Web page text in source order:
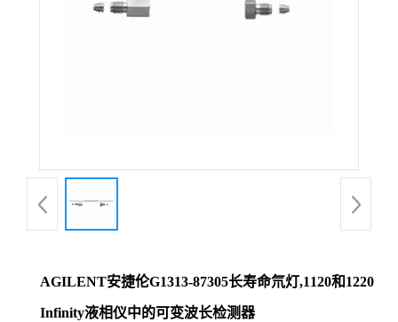
AGILENT安捷伦G1313-87305长寿命氘灯,1120和1220
Infinity液相仪中的可变波长检测器